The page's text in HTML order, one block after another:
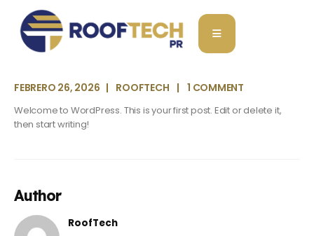
FEBRERO 26, 2026 ROOFTECH 1 COMMENT
Welcome to WordPress. This is your first post. Edit or delete it,
then start writing!
Author
RoofTech